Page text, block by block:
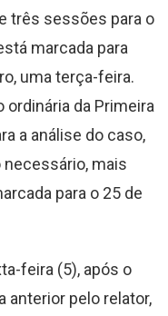
três sessões para o
marcada para
uma terça-feira.
ordinária da Primeira
a análise do caso,
necessário, mais
para o 25 de
feira (5), após o
anterior pelo relator,